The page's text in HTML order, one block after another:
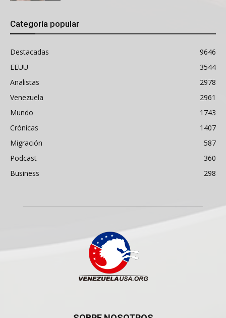
Categoría popular
Destacadas
9646
EEUU
3544
Analistas
2978
Venezuela
2961
Mundo
1743
Crónicas
1407
Migración
587
Podcast
360
Business
298